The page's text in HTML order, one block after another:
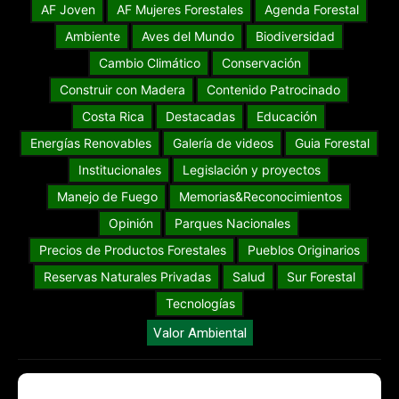
AF Joven AF Mujeres Forestales
Agenda Forestal
Ambiente
Aves del Mundo
Biodiversidad
Cambio Climático
Conservación
Construir con Madera
Contenido Patrocinado
Costa Rica
Destacadas
Educación
Energías Renovables
Galería de videos
Guia Forestal
Institucionales
Legislación y proyectos
Manejo de Fuego
Memorias&Reconocimientos
Opinión
Parques Nacionales
Precios de Productos Forestales
Pueblos Originarios
Reservas Naturales Privadas
Salud
Sur Forestal
Tecnologías
Valor Ambiental